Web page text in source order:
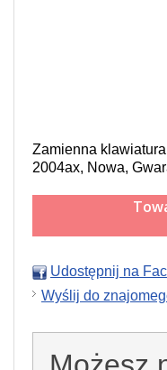
Zamienna
2004ax, Nowa,
Udostępnij na
Wyślij do